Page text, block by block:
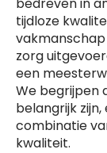
tijdloze
zorg
een
We begrijpen
belangrijk
combinatie
kwaliteit.